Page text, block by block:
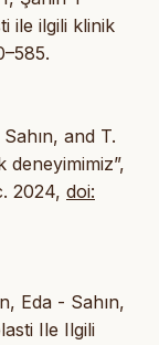
ile ilgili klinik
and T.
deneyimimiz”,
2024, doi:
Eda - Sahın,
Ile Ilgili